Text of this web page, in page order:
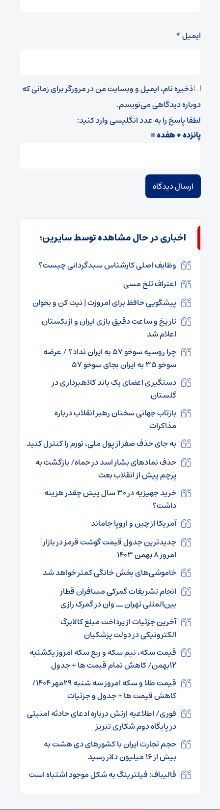
ایمیل*
ذخیره نام، ایمیل و وبسایت من در مرورگر برای زمانی که
دوباره دیدگاهی می‌نویسم.
لطفا پاسخ را به عدد انگلیسی وارد کنید:
پانزده + هفده =
اخباری در حال مشاهده توسط سایرین؛
وظایف اصلی کارشناس سبدگردانی چیست؟
اعتراف تلخ مسی
پیشگویی حافظ برای امروزت | نیت کن و بخوان
تاریخ و ساعت دقیق بازی ایران و ازبکستان
اعلام شد
چرا روسیه سوخو ۵۷ به ایران نداد؟ / عرضه
سوخو ۳۵ به ایران بجای سوخو ۵۷
دستگیری اعضای یک باند کلاهبرداری در
گلستان
بازتاب جهانی سخنان رهبر انقلاب درباره
مذاکرات
به جای حذف صفر از پول ملی، تورم را کنترل کنید
حذف نمادهای بشار اسد در حماه/ بازگشت به
پرچم پیش از انقلاب بعث
خرید جهیزیه در ۳۰ سال پیش چقدر هزینه
داشت؟
آمریکا از چین و اروپا جاماند
جدیدترین جدول قیمت گوشت قرمز در بازار
امروز ۸ بهمن ۱۴۰۳
خاموشی‌های بخش خانگی ‌کمتر خواهد شد
انجام تشریفات گمرکی مسافران قطار
بین‌المللی تهران ــ وان در گمرک رازی
آخرین جزئیات از پرداخت مبلغ کالابرگ
الکترونیکی در دولت پزشکیان
قیمت سکه، نیم سکه و ربع سکه امروز یکشنبه
۱۲بهمن/ کاهش تمام قیمت ها + جدول
قیمت طلا و سکه امروز سه شنبه ۲۹مهر ۱۴۰۴/
کاهش قیمت ها + جدول و جزئیات
فوری/ اطلاعیه ارتش درباره ادعای حادثه امنیتی
در پایگاه دوم شکاری تبریز
حجم تجارت ایران با کشور‌های دی هشت به
بیش از ۱۶ میلیون دلار رسید
قالیباف: فیلترینگ به شکل موجود اشتباه است